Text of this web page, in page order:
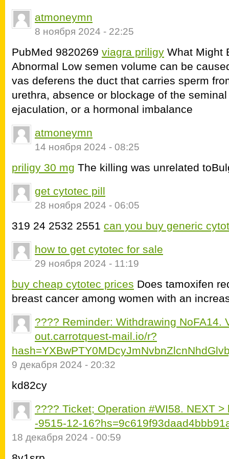
atmoneymn
8 ноября 2024 - 22:25
PubMed 9820269 viagra priligy What Might
Abnormal Low semen volume can be
vas deferens the duct that carries sperm
urethra, absence or blockage of the
ejaculation, or a hormonal imbalance
atmoneymn
14 ноября 2024 - 08:25
priligy 30 mg The killing was unrelated
get cytotec pill
28 ноября 2024 - 06:05
319 24 2532 2551 can you buy generic
how to get cytotec for sale
29 ноября 2024 - 11:19
buy cheap cytotec prices Does tamoxifen
breast cancer among women with an
???? Reminder: Withdrawing NoFA14.
out.carrotquest-mail.io/r?
9 декабря 2024 - 20:32
kd82cy
???? Ticket; Operation #WI58. NEXT
-9515-12-
18 декабря 2024 - 00:59